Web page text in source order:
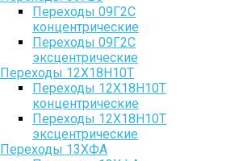
Переходы 09Г2С
концентрические
Переходы 09Г2С
эксцентрические
Переходы 12Х18Н10Т
Переходы 12Х18Н10Т
концентрические
Переходы 12Х18Н10Т
эксцентрические
Переходы 13ХФА